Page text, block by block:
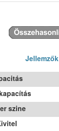
Jellemzők
szine